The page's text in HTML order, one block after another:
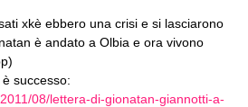
xkè ebbero una crisi e si lasciarono
è andato a Olbia e ora vivono
successo:
08/lettera-di-gionatan-giannotti-a-